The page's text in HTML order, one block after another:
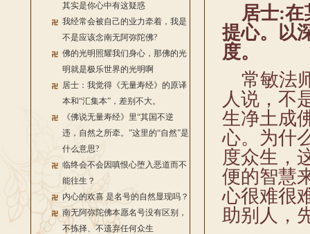
其实是你心中有这疑惑
我经常会被自己的业力牵着，我是
不是应该念南无阿弥陀佛?
佛的光明照耀我们身心，那佛的光
明就是极乐世界的光明啊
居士：我觉得《无量寿经》的原译
本和“汇集本”，差别不大。
《佛说无量寿经》里“其国不逆
违，自然之所牵。”这里的“自然”是
什么意思?
临终会不会因嗔恨心堕入恶道而不
能往生？
内心的欢喜 是名号的自然显现吗？
南无阿弥陀佛本愿名号没有区别，
不拣择、不遗弃任何众生
居士:在
提心。以
度。
常敏法
人说，不
生净土成
心。为什
度众生，
便的智慧
心很难很
助别人，